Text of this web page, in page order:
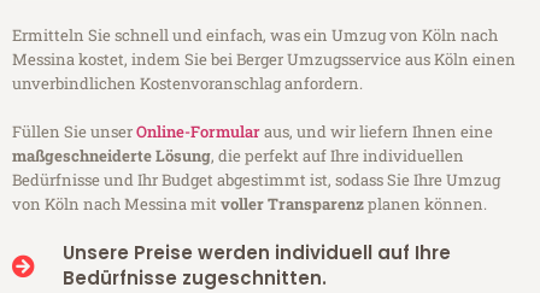
Ermitteln Sie schnell und einfach, was ein Umzug von Köln nach
Messina kostet, indem Sie bei Berger Umzugsservice aus Köln einen
unverbindlichen Kostenvoranschlag anfordern.
Füllen Sie unserOnline-Formularaus, und wir liefern Ihnen eine
maßgeschneiderte Lösung, die perfekt auf Ihre individuellen
Bedürfnisse und Ihr Budget abgestimmt ist, sodass Sie Ihre Umzug
von Köln nach Messina mitvoller Transparenzplanen können.
Unsere Preise werden individuell auf Ihre
Bedürfnisse zugeschnitten.